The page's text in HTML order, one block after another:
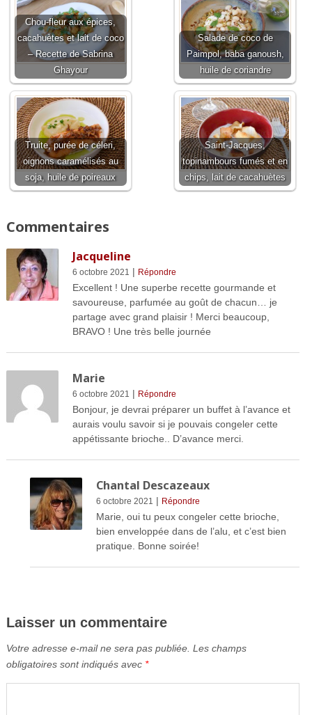
Chou-fleur aux épices,
cacahuètes et lait de coco
– Recette de Sabrina
Ghayour
Salade de coco de
Paimpol, baba ganoush,
huile de coriandre
Truite, purée de céleri,
oignons caramélisés au
soja, huile de poireaux
Saint-Jacques,
topinambours fumés et en
chips, lait de cacahuètes
Commentaires
Jacqueline
6 octobre 2021 | Répondre
Excellent ! Une superbe recette gourmande et
savoureuse, parfumée au goût de chacun… je
partage avec grand plaisir ! Merci beaucoup,
BRAVO ! Une très belle journée
Marie
6 octobre 2021 | Répondre
Bonjour, je devrai préparer un buffet à l’avance et
aurais voulu savoir si je pouvais congeler cette
appétissante brioche.. D’avance merci.
Chantal Descazeaux
6 octobre 2021 | Répondre
Marie, oui tu peux congeler cette brioche,
bien enveloppée dans de l’alu, et c’est bien
pratique. Bonne soirée!
Laisser un commentaire
Votre adresse e-mail ne sera pas publiée. Les champs
obligatoires sont indiqués avec *